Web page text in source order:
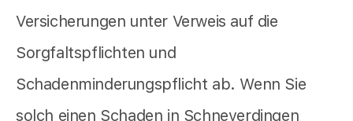
Versicherungen unter Verweis auf die
Sorgfaltspflichten und
Schadenminderungspflicht ab. Wenn Sie
solch einen Schaden in Schneverdingen